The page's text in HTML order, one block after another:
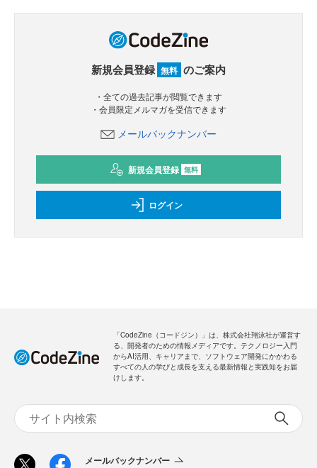
新規会員登録 無料 のご案内
・全ての過去記事が閲覧できます
・会員限定メルマガを受信できます
メールバックナンバー
新規会員登録 無料
ログイン
「CodeZine（コードジン）」は、株式会社翔泳社が運営す
る、開発者のための情報メディアです。テクノロジー入門
からAI活用、キャリアまで、ソフトウェア開発にかかわる
すべての人の学びと成長を支える最新情報と実践知をお届
けします。
メールバックナンバー